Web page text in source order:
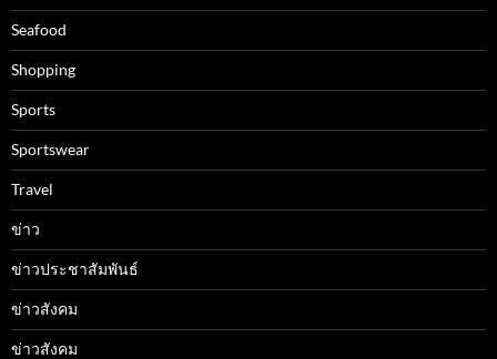
Seafood
Shopping
Sports
Sportswear
Travel
ข่าว
ข่าวประชาสัมพันธ์
ข่าวสังคม
ข่าวสังคม